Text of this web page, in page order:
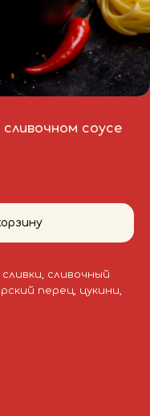
соусе
сливочный
перец, цукини,